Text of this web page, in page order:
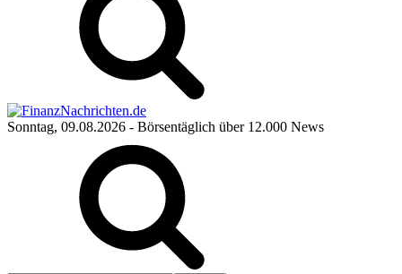
Sonntag, 09.08.2026 - Börsentäglich über 12.000 News